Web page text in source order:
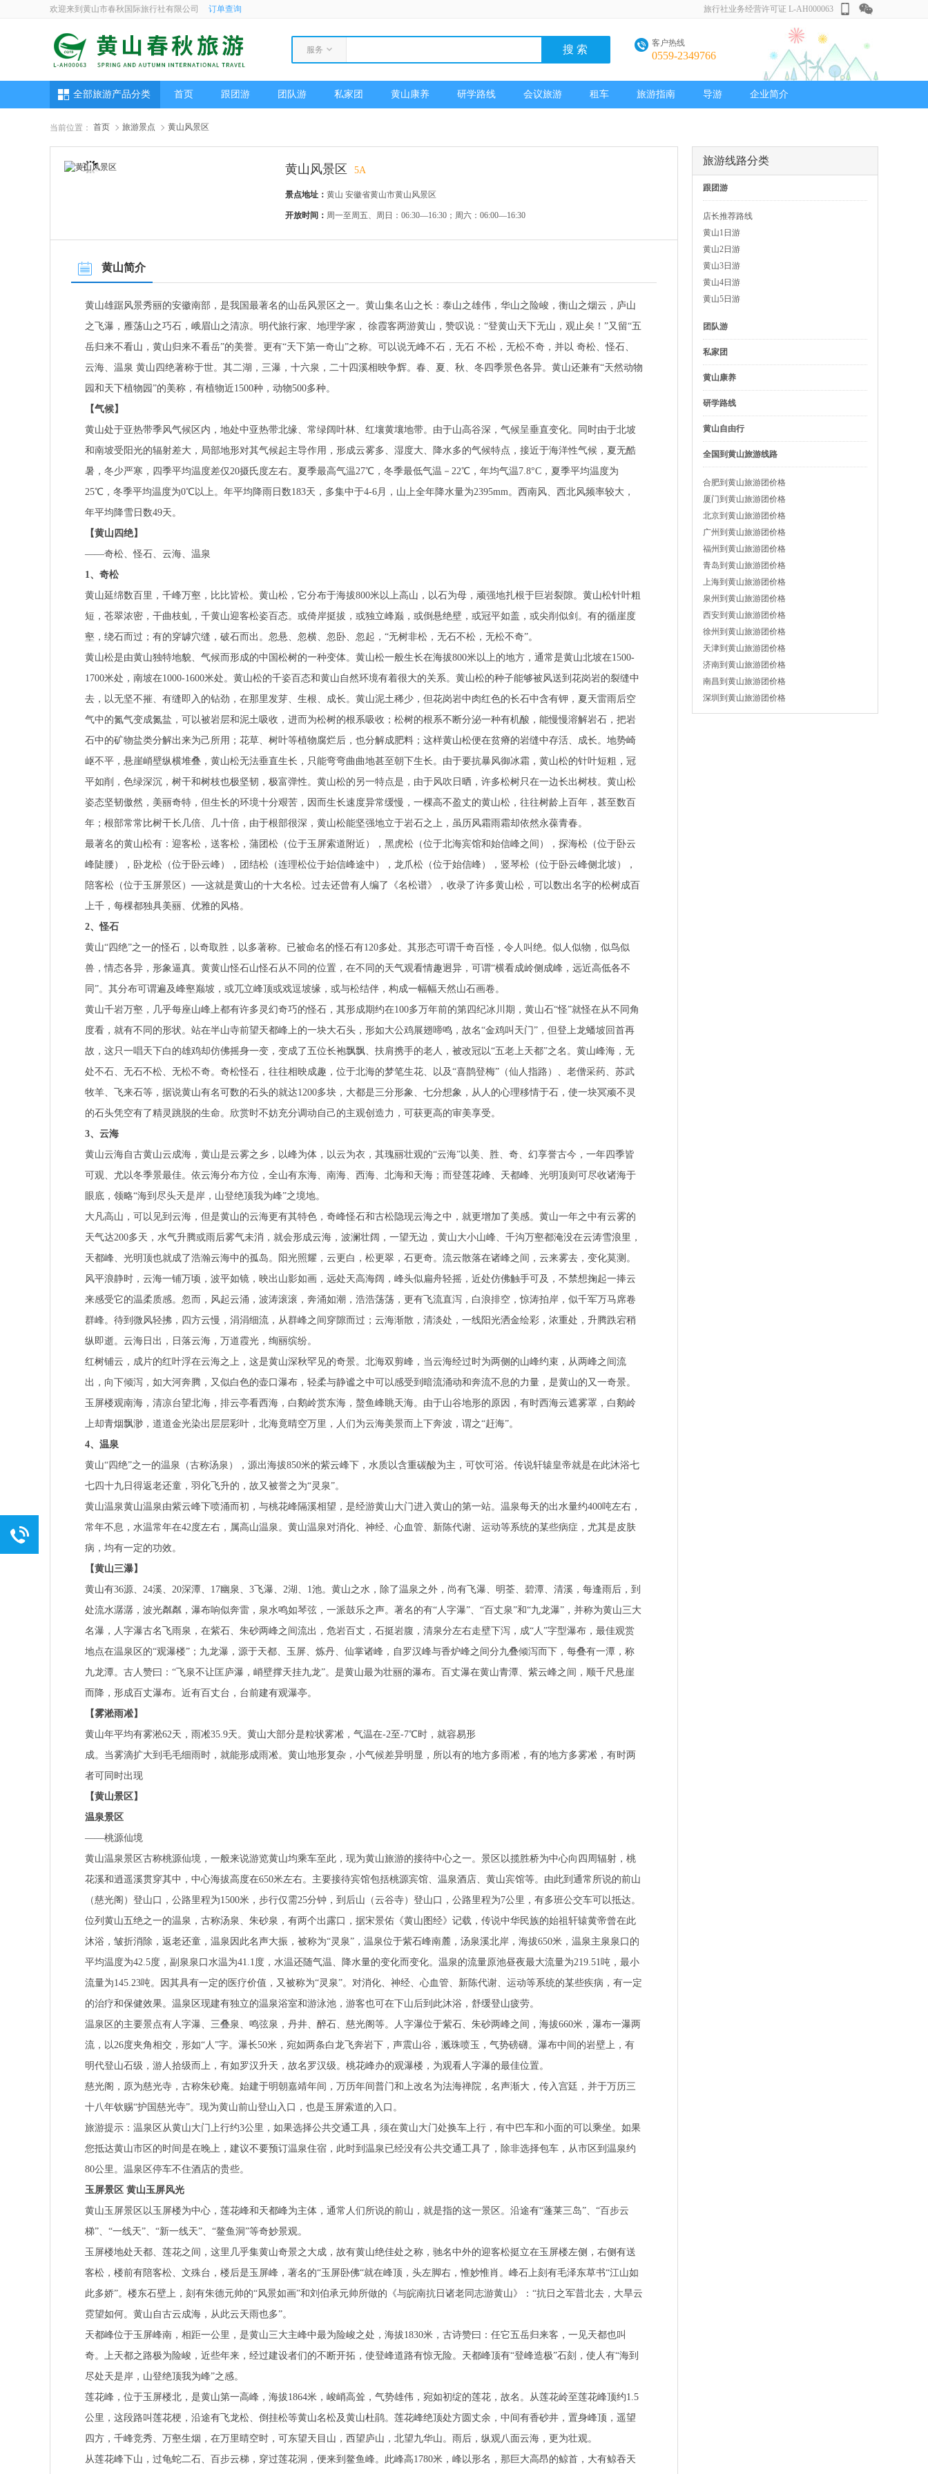
欢迎来到黄山市春秋国际旅行社有限公司 订单查询 旅行社业务经营许可证 L-AH000063
服务
客户热线
0559-2349766
全部旅游产品分类 首页 跟团游 团队游 私家团 黄山康养 研学路线 会议旅游 租车 旅游指南 导游 企业简介
当前位置： 首页 旅游景点 黄山风景区
旅游线路分类
跟团游
店长推荐路线
黄山1日游
黄山2日游
黄山3日游
黄山4日游
黄山5日游
团队游
私家团
黄山康养
研学路线
黄山自由行
全国到黄山旅游线路
合肥到黄山旅游团价格
厦门到黄山旅游团价格
北京到黄山旅游团价格
广州到黄山旅游团价格
福州到黄山旅游团价格
青岛到黄山旅游团价格
上海到黄山旅游团价格
泉州到黄山旅游团价格
西安到黄山旅游团价格
徐州到黄山旅游团价格
天津到黄山旅游团价格
济南到黄山旅游团价格
南昌到黄山旅游团价格
深圳到黄山旅游团价格
黄山风景区 5A
景点地址： 黄山 安徽省黄山市黄山风景区
开放时间： 周一至周五、周日：06:30—16:30；周六：06:00—16:30
黄山简介
黄山雄踞风景秀丽的安徽南部，是我国最著名的山岳风景区之一。黄山集名山之长：泰山之雄伟，华山之险峻，衡山之烟云，庐山
之飞瀑，雁荡山之巧石，峨眉山之清凉。明代旅行家、地理学家， 徐霞客两游黄山，赞叹说：“登黄山天下无山，观止矣！”又留“五
岳归来不看山，黄山归来不看岳”的美誉。更有“天下第一奇山”之称。可以说无峰不石，无石 不松，无松不奇，并以 奇松、怪石、
云海、温泉 黄山四绝著称于世。其二湖，三瀑，十六泉，二十四溪相映争辉。春、夏、秋、冬四季景色各异。黄山还兼有“天然动物
园和天下植物园”的美称，有植物近1500种，动物500多种。
【气候】
黄山处于亚热带季风气候区内，地处中亚热带北缘、常绿阔叶林、红壤黄壤地带。由于山高谷深，气候呈垂直变化。同时由于北坡
和南坡受阳光的辐射差大，局部地形对其气候起主导作用，形成云雾多、湿度大、降水多的气候特点，接近于海洋性气候，夏无酷
暑，冬少严寒，四季平均温度差仅20摄氏度左右。夏季最高气温27℃，冬季最低气温－22℃，年均气温7.8°C，夏季平均温度为
25℃，冬季平均温度为0℃以上。年平均降雨日数183天，多集中于4-6月，山上全年降水量为2395mm。西南风、西北风频率较大，
年平均降雪日数49天。
【黄山四绝】
——奇松、怪石、云海、温泉
1、奇松
黄山延绵数百里，千峰万壑，比比皆松。黄山松，它分布于海拔800米以上高山，以石为母，顽强地扎根于巨岩裂隙。黄山松针叶粗
短，苍翠浓密，干曲枝虬，千黄山迎客松姿百态。或倚岸挺拔，或独立峰巅，或倒悬绝壁，或冠平如盖，或尖削似剑。有的循崖度
壑，绕石而过；有的穿罅穴缝，破石而出。忽悬、忽横、忽卧、忽起，“无树非松，无石不松，无松不奇”。
黄山松是由黄山独特地貌、气候而形成的中国松树的一种变体。黄山松一般生长在海拔800米以上的地方，通常是黄山北坡在1500-
1700米处，南坡在1000-1600米处。黄山松的千姿百态和黄山自然环境有着很大的关系。黄山松的种子能够被风送到花岗岩的裂缝中
去，以无坚不摧、有缝即入的钻劲，在那里发芽、生根、成长。黄山泥土稀少，但花岗岩中肉红色的长石中含有钾，夏天雷雨后空
气中的氮气变成氮盐，可以被岩层和泥土吸收，进而为松树的根系吸收；松树的根系不断分泌一种有机酸，能慢慢溶解岩石，把岩
石中的矿物盐类分解出来为己所用；花草、树叶等植物腐烂后，也分解成肥料；这样黄山松便在贫瘠的岩缝中存活、成长。地势崎
岖不平，悬崖峭壁纵横堆叠，黄山松无法垂直生长，只能弯弯曲曲地甚至朝下生长。由于要抗暴风御冰霜，黄山松的针叶短粗，冠
平如削，色绿深沉，树干和树枝也极坚韧，极富弹性。黄山松的另一特点是，由于风吹日晒，许多松树只在一边长出树枝。黄山松
姿态坚韧傲然，美丽奇特，但生长的环境十分艰苦，因而生长速度异常缓慢，一棵高不盈丈的黄山松，往往树龄上百年，甚至数百
年；根部常常比树干长几倍、几十倍，由于根部很深，黄山松能坚强地立于岩石之上，虽历风霜雨霜却依然永葆青春。
最著名的黄山松有：迎客松，送客松，蒲团松（位于玉屏索道附近），黑虎松（位于北海宾馆和始信峰之间），探海松（位于卧云
峰陡腰），卧龙松（位于卧云峰），团结松（连理松位于始信峰途中），龙爪松（位于始信峰），竖琴松（位于卧云峰侧北坡），
陪客松（位于玉屏景区）──这就是黄山的十大名松。过去还曾有人编了《名松谱》，收录了许多黄山松，可以数出名字的松树成百
上千，每棵都独具美丽、优雅的风格。
2、怪石
黄山“四绝”之一的怪石，以奇取胜，以多著称。已被命名的怪石有120多处。其形态可谓千奇百怪，令人叫绝。似人似物，似鸟似
兽，情态各异，形象逼真。黄黄山怪石山怪石从不同的位置，在不同的天气观看情趣迥异，可谓“横看成岭侧成峰，远近高低各不
同”。其分布可谓遍及峰壑巅坡，或兀立峰顶或戏逗坡缘，或与松结伴，构成一幅幅天然山石画卷。
黄山千岩万壑，几乎每座山峰上都有许多灵幻奇巧的怪石，其形成期约在100多万年前的第四纪冰川期，黄山石“怪”就怪在从不同角
度看，就有不同的形状。站在半山寺前望天都峰上的一块大石头，形如大公鸡展翅啼鸣，故名“金鸡叫天门”，但登上龙蟠坡回首再
故，这只一唱天下白的雄鸡却仿佛摇身一变，变成了五位长袍飘飘、扶肩携手的老人，被改冠以“五老上天都”之名。黄山峰海，无
处不石、无石不松、无松不奇。奇松怪石，往往相映成趣，位于北海的梦笔生花、以及“喜鹊登梅”（仙人指路）、老僧采药、苏武
牧羊、飞来石等，据说黄山有名可数的石头的就达1200多块，大都是三分形象、七分想象，从人的心理移情于石，使一块冥顽不灵
的石头凭空有了精灵跳脱的生命。欣赏时不妨充分调动自己的主观创造力，可获更高的审美享受。
3、云海
黄山云海自古黄山云成海，黄山是云雾之乡，以峰为体，以云为衣，其瑰丽壮观的“云海”以美、胜、奇、幻享誉古今，一年四季皆
可观、尤以冬季景最佳。依云海分布方位，全山有东海、南海、西海、北海和天海；而登莲花峰、天都峰、光明顶则可尽收诸海于
眼底，领略“海到尽头天是岸，山登绝顶我为峰”之境地。
大凡高山，可以见到云海，但是黄山的云海更有其特色，奇峰怪石和古松隐现云海之中，就更增加了美感。黄山一年之中有云雾的
天气达200多天，水气升腾或雨后雾气未消，就会形成云海，波澜壮阔，一望无边，黄山大小山峰、千沟万壑都淹没在云涛雪浪里，
天都峰、光明顶也就成了浩瀚云海中的孤岛。阳光照耀，云更白，松更翠，石更奇。流云散落在诸峰之间，云来雾去，变化莫测。
风平浪静时，云海一铺万顷，波平如镜，映出山影如画，远处天高海阔，峰头似扁舟轻摇，近处仿佛触手可及，不禁想掬起一捧云
来感受它的温柔质感。忽而，风起云涌，波涛滚滚，奔涌如潮，浩浩荡荡，更有飞流直泻，白浪排空，惊涛拍岸，似千军万马席卷
群峰。待到微风轻拂，四方云慢，涓涓细流，从群峰之间穿隙而过；云海渐散，清淡处，一线阳光洒金绘彩，浓重处，升腾跌宕稍
纵即逝。云海日出，日落云海，万道霞光，绚丽缤纷。
红树铺云，成片的红叶浮在云海之上，这是黄山深秋罕见的奇景。北海双剪峰，当云海经过时为两侧的山峰约束，从两峰之间流
出，向下倾泻，如大河奔腾，又似白色的壶口瀑布，轻柔与静谧之中可以感受到暗流涌动和奔流不息的力量，是黄山的又一奇景。
玉屏楼观南海，清凉台望北海，排云亭看西海，白鹅岭赏东海，螯鱼峰眺天海。由于山谷地形的原因，有时西海云遮雾罩，白鹅岭
上却青烟飘渺，道道金光染出层层彩叶，北海竟晴空万里，人们为云海美景而上下奔波，谓之“赶海”。
4、温泉
黄山“四绝”之一的温泉（古称汤泉），源出海拔850米的紫云峰下，水质以含重碳酸为主，可饮可浴。传说轩辕皇帝就是在此沐浴七
七四十九日得返老还童，羽化飞升的，故又被誉之为“灵泉”。
黄山温泉黄山温泉由紫云峰下喷涌而初，与桃花峰隔溪相望，是经游黄山大门进入黄山的第一站。温泉每天的出水量约400吨左右，
常年不息，水温常年在42度左右，属高山温泉。黄山温泉对消化、神经、心血管、新陈代谢、运动等系统的某些病症，尤其是皮肤
病，均有一定的功效。
【黄山三瀑】
黄山有36源、24溪、20深潭、17幽泉、3飞瀑、2湖、1池。黄山之水，除了温泉之外，尚有飞瀑、明荃、碧潭、清溪，每逢雨后，到
处流水潺潺，波光粼粼，瀑布响似奔雷，泉水鸣如琴弦，一派鼓乐之声。著名的有“人字瀑”、“百丈泉”和“九龙瀑”，并称为黄山三大
名瀑，人字瀑古名飞雨泉，在紫石、朱砂两峰之间流出，危岩百丈，石挺岩腹，清泉分左右走壁下泻，成“人”字型瀑布，最佳观赏
地点在温泉区的“观瀑楼”；九龙瀑，源于天都、玉屏、炼丹、仙掌诸峰，自罗汉峰与香炉峰之间分九叠倾泻而下，每叠有一潭，称
九龙潭。古人赞曰：“飞泉不让匡庐瀑，峭壁撑天挂九龙”。是黄山最为壮丽的瀑布。百丈瀑在黄山青潭、紫云峰之间，顺千尺悬崖
而降，形成百丈瀑布。近有百丈台，台前建有观瀑亭。
【雾淞雨凇】
黄山年平均有雾淞62天，雨凇35.9天。黄山大部分是粒状雾凇，气温在-2至-7℃时，就容易形
成。当雾滴扩大到毛毛细雨时，就能形成雨凇。黄山地形复杂，小气候差异明显，所以有的地方多雨凇，有的地方多雾凇，有时两
者可同时出现
【黄山景区】
温泉景区
——桃源仙境
黄山温泉景区古称桃源仙境，一般来说游览黄山均乘车至此，现为黄山旅游的接待中心之一。景区以揽胜桥为中心向四周辐射，桃
花溪和逍遥溪贯穿其中，中心海拔高度在650米左右。主要接待宾馆包括桃源宾馆、温泉酒店、黄山宾馆等。由此到通常所说的前山
（慈光阁）登山口，公路里程为1500米，步行仅需25分钟，到后山（云谷寺）登山口，公路里程为7公里，有多班公交车可以抵达。
位列黄山五绝之一的温泉，古称汤泉、朱砂泉，有两个出露口，据宋景佑《黄山图经》记载，传说中华民族的始祖轩辕黄帝曾在此
沐浴，皱折消除，返老还童，温泉因此名声大振，被称为“灵泉”，温泉位于紫石峰南麓，汤泉溪北岸，海拔650米，温泉主泉泉口的
平均温度为42.5度，副泉泉口水温为41.1度，水温还随气温、降水量的变化而变化。温泉的流量原池昼夜最大流量为219.51吨，最小
流量为145.23吨。因其具有一定的医疗价值，又被称为“灵泉”。对消化、神经、心血管、新陈代谢、运动等系统的某些疾病，有一定
的治疗和保健效果。温泉区现建有独立的温泉浴室和游泳池，游客也可在下山后到此沐浴，舒缓登山疲劳。
温泉区的主要景点有人字瀑、三叠泉、鸣弦泉，丹井、醉石、慈光阁等。人字瀑位于紫石、朱砂两峰之间，海拔660米，瀑布一瀑两
流，以26度夹角相交，形如“人”字。瀑长50米，宛如两条白龙飞奔岩下，声震山谷，溅珠喷玉，气势磅礴。瀑布中间的岩壁上，有
明代登山石级，游人拾级而上，有如罗汉升天，故名罗汉级。桃花峰办的观瀑楼，为观看人字瀑的最佳位置。
慈光阁，原为慈光寺，古称朱砂庵。始建于明朝嘉靖年间，万历年间普门和上改名为法海禅院，名声渐大，传入宫廷，并于万历三
十八年钦赐“护国慈光寺”。现为黄山前山登山入口，也是玉屏索道的入口。
旅游提示：温泉区从黄山大门上行约3公里，如果选择公共交通工具，须在黄山大门处换车上行，有中巴车和小面的可以乘坐。如果
您抵达黄山市区的时间是在晚上，建议不要预订温泉住宿，此时到温泉已经没有公共交通工具了，除非选择包车，从市区到温泉约
80公里。温泉区停车不住酒店的贵些。
玉屏景区 黄山玉屏风光
黄山玉屏景区以玉屏楼为中心，莲花峰和天都峰为主体，通常人们所说的前山，就是指的这一景区。沿途有“蓬莱三岛”、“百步云
梯”、“一线天”、“新一线天”、“鳌鱼洞”等奇妙景观。
玉屏楼地处天都、莲花之间，这里几乎集黄山奇景之大成，故有黄山绝佳处之称，驰名中外的迎客松挺立在玉屏楼左侧，右侧有送
客松，楼前有陪客松、文殊台，楼后是玉屏峰，著名的“玉屏卧佛“就在峰顶，头左脚右，惟妙惟肖。峰石上刻有毛泽东草书“江山如
此多娇”。楼东石壁上，刻有朱德元帅的“风景如画”和刘伯承元帅所做的《与皖南抗日诸老同志游黄山》：“抗日之军昔北去，大旱云
霓望如何。黄山自古云成海，从此云天雨也多”。
天都峰位于玉屏峰南，相距一公里，是黄山三大主峰中最为险峻之处，海拔1830米，古诗赞曰：任它五岳归来客，一见天都也叫
奇。上天都之路极为险峻，近些年来，经过建设者们的不断开拓，使登峰道路有惊无险。天都峰顶有“登峰造极”石刻，使人有“海到
尽处天是岸，山登绝顶我为峰”之感。
莲花峰，位于玉屏楼北，是黄山第一高峰，海拔1864米，峻峭高耸，气势雄伟，宛如初绽的莲花，故名。从莲花岭至莲花峰顶约1.5
公里，这段路叫莲花梗，沿途有飞龙松、倒挂松等黄山名松及黄山杜鹃。莲花峰绝顶处方圆丈余，中间有香砂井，置身峰顶，遥望
四方，千峰竞秀、万壑生烟，在万里晴空时，可东望天目山，西望庐山，北望九华山。雨后，纵观八面云海，更为壮观。
从莲花峰下山，过龟蛇二石、百步云梯，穿过莲花洞，便来到鳌鱼峰。此峰高1780米，峰以形名，那巨大高昂的鲸首，大有鲸吞天